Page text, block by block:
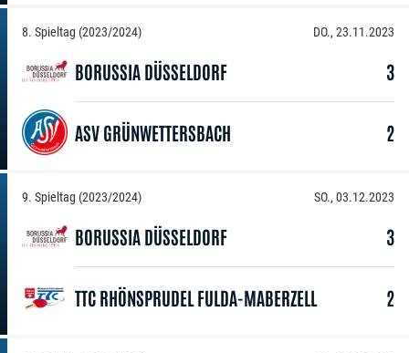
8. Spieltag (2023/2024) DO., 23.11.2023
BORUSSIA DÜSSELDORF 3
ASV GRÜNWETTERSBACH 2
9. Spieltag (2023/2024) SO., 03.12.2023
BORUSSIA DÜSSELDORF 3
TTC RHÖNSPRUDEL FULDA-MABERZELL 2